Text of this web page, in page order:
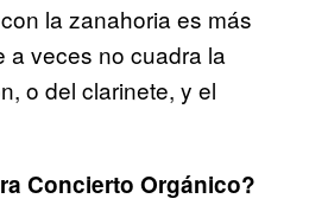
la zanahoria es más
a veces no cuadra la
o del clarinete, y el
Concierto Orgánico?